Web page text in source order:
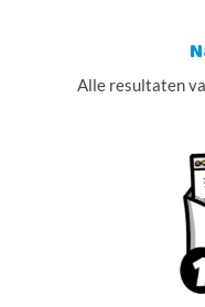
Alle resultaten